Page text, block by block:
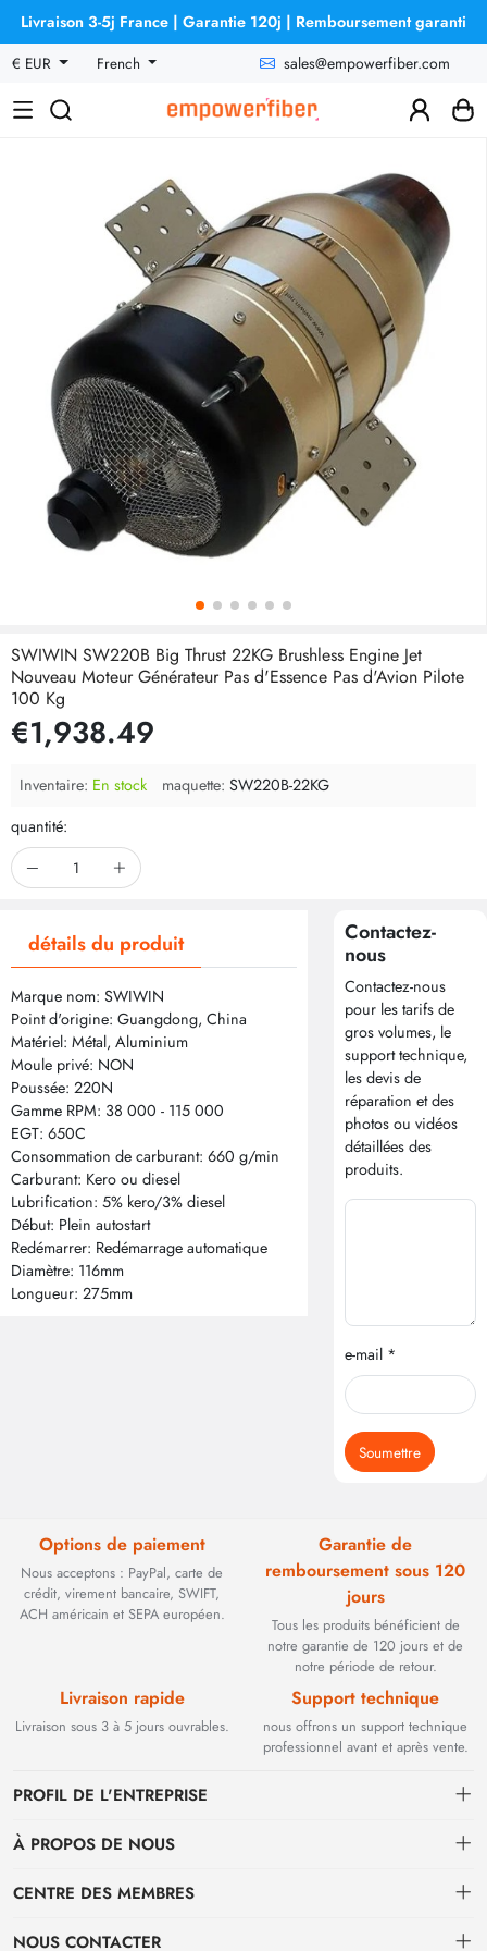
Livraison 3-5j France | Garantie 120j | Remboursement garanti
€ EUR
French sales@empowerfiber.com
SWIWIN SW220B Big Thrust 22KG Brushless Engine Jet
Nouveau Moteur Générateur Pas d'Essence Pas d'Avion Pilote
100 Kg
€1,938.49
Inventaire: En stock maquette: SW220B-22KG
quantité:
détails du produit
Marque nom: SWIWIN
Point d'origine: Guangdong, China
Matériel: Métal, Aluminium
Moule privé: NON
Poussée: 220N
Gamme RPM: 38 000 - 115 000
EGT: 650C
Consommation de carburant: 660 g/min
Carburant: Kero ou diesel
Lubrification: 5% kero/3% diesel
Début: Plein autostart
Redémarrer: Redémarrage automatique
Diamètre: 116mm
Longueur: 275mm
Contactez-
nous
Contactez-nous
pour les tarifs de
gros volumes, le
support technique,
les devis de
réparation et des
photos ou vidéos
détaillées des
produits.
e-mail *
Soumettre
Options de paiement
Nous acceptons : PayPal, carte de
crédit, virement bancaire, SWIFT,
ACH américain et SEPA européen.
Garantie de
remboursement sous 120
jours
Tous les produits bénéficient de
notre garantie de 120 jours et de
notre période de retour.
Livraison rapide
Livraison sous 3 à 5 jours ouvrables.
Support technique
nous offrons un support technique
professionnel avant et après vente.
PROFIL DE L'ENTREPRISE
Fondée en 2002, BEYOND TECHNOLOGY INTERNATIONAL LIMITED
performance. Face à l'évolution des réseaux industriels, nous avons
À PROPOS DE NOUS
Contact
CENTRE DES MEMBRES
centre personnel
NOUS CONTACTER